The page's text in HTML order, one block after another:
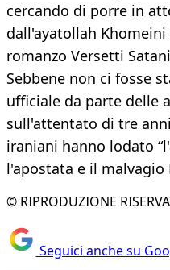
cercando di porre in
dall'ayatollah
romanzo Versetti
Sebbene non ci fosse
ufficiale da parte delle
sull'attentato di tre
iraniani hanno lodato
l'apostata e il malvagio
© RIPRODUZIONE
Seguici anche su